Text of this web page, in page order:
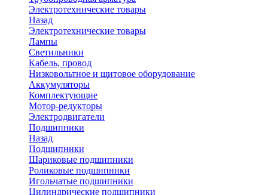
Электротехнические товары
Назад
Электротехнические товары
Лампы
Светильники
Кабель, провод
Низковольтное и щитовое оборудование
Аккумуляторы
Комплектующие
Мотор-редукторы
Электродвигатели
Подшипники
Назад
Подшипники
Шариковые подшипники
Роликовые подшипники
Игольчатые подшипники
Цилиндрические подшипники